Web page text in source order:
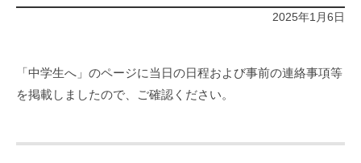
2025年1月6日
「中学生へ」のページに当日の日程および事前の連絡事項等
を掲載しましたので、ご確認ください。